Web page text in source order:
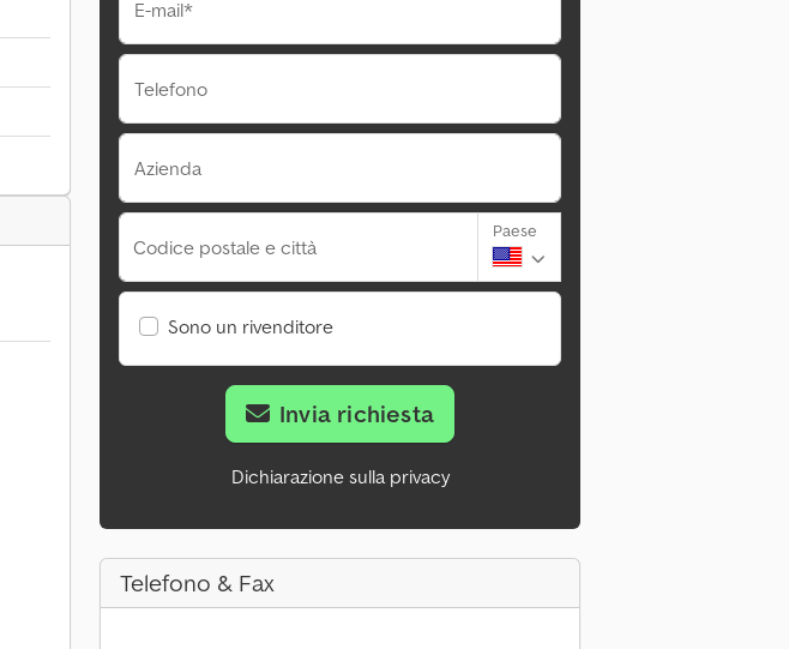
E-mail*
Telefono
Azienda
Codice postale e città
Paese
Sono un rivenditore
Invia richiesta
Dichiarazione sulla privacy
Telefono & Fax